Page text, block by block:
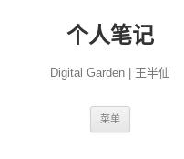
个人笔记
Digital Garden | 王半仙
菜单